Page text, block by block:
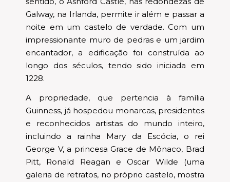
Galway, na Irlanda, permite ir além e passar a
noite em um castelo de verdade. Com um
impressionante muro de pedras e um jardim
encantador, a edificação foi construída ao
longo dos séculos, tendo sido iniciada em
1228.
A propriedade, que pertencia à família
Guinness, já hospedou monarcas, presidentes
e reconhecidos artistas do mundo inteiro,
incluindo a rainha Mary da Escócia, o rei
George V, a princesa Grace de Mônaco, Brad
Pitt, Ronald Reagan e Oscar Wilde (uma
galeria de retratos, no próprio castelo, mostra